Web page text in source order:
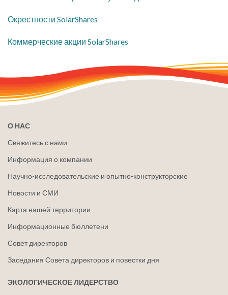
Окрестности SolarShares
Коммерческие акции SolarShares
О НАС
Свяжитесь с нами
Информация о компании
Научно-исследовательские и опытно-конструкторские
Новости и СМИ
Карта нашей территории
Информационные бюллетени
Совет директоров
Заседания Совета директоров и повестки дня
ЭКОЛОГИЧЕСКОЕ ЛИДЕРСТВО